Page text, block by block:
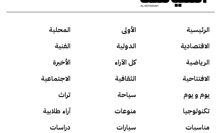
الرئيسية الأولى
المحلية
الاقتصادية
الدولية
الفنية
الرياضية
كل الآراء
الأخيرة
الافتتاحية
الثقافية
الاجتماعية
يوم و يوم
سياحة
تراث
تكنولوجيا
منوعات
آراء طلابية
مناسبات
سيارات
دراسات